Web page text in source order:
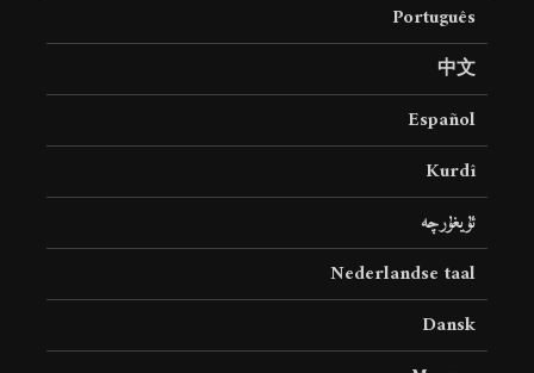
Português
中文
Español
Kurdî
ئۇيغۇرچە
Nederlandse taal
Dansk